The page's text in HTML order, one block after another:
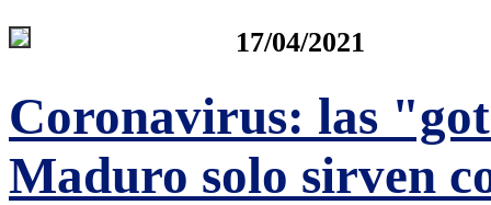
17/04/2021
Coronavirus: las
Maduro solo sirven